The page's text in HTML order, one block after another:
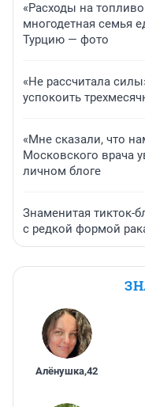
«Расходы на
многодетная семья
Турцию — фото
«Не рассчитала
успокоить
«Мне сказали, что
Московского врача
личном блоге
Знаменитая тикток-
с редкой формой
Алёнушка,42